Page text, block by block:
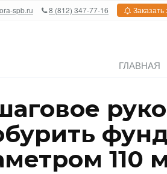
spb.ru 8 (812) 347-77-16 Заказать
ГЛАВНАЯ
110